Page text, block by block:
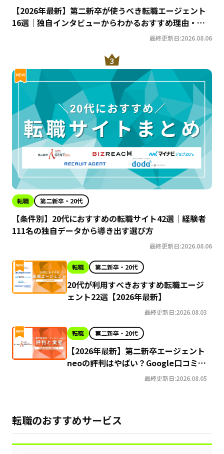
【2026年最新】第二新卒が使うべき転職エージェント
16選｜独自インタビューからわかるおすすめ理由・サ
最終更新日:2026.08.06
転職 第二新卒・20代
【条件別】20代におすすめの転職サイト42選｜経験者
111名の独自データから導き出す選び方
最終更新日:2026.08.06
転職 第二新卒・20代
20代が利用すべきおすすめ転職エージ
ェント22選【2026年最新】
最終更新日:2026.08.03
転職 第二新卒・20代
【2026年最新】第二新卒エージェント
neoの評判はやばい？Google口コミ高
評価の真実と利用の注意点を徹底解説
最終更新日:2026.08.05
転職のおすすめサービス